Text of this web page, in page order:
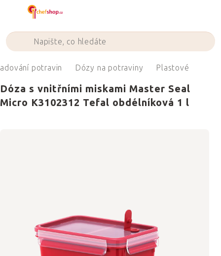
potravin Dózy na potraviny Plastové
Dóza s vnitřními miskami Master Seal
Micro K3102312 Tefal obdélníková 1 l